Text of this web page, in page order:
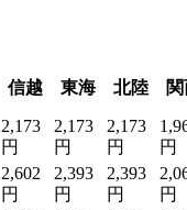
信越 東海 北陸
2,173
円
2,173
円
2,173
円
円
2,602
円
2,393
円
2,393
円
円